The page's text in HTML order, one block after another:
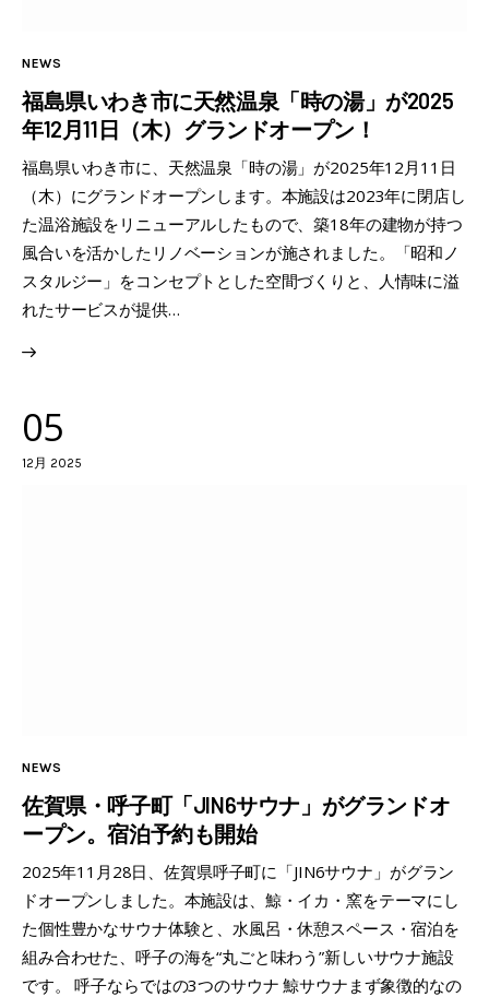
NEWS
福島県いわき市に天然温泉「時の湯」が2025
年12月11日（木）グランドオープン！
福島県いわき市に、天然温泉「時の湯」が2025年12月11日
（木）にグランドオープンします。本施設は2023年に閉店し
た温浴施設をリニューアルしたもので、築18年の建物が持つ
風合いを活かしたリノベーションが施されました。「昭和ノ
スタルジー」をコンセプトとした空間づくりと、人情味に溢
れたサービスが提供…
05
12月 2025
NEWS
佐賀県・呼子町「JIN6サウナ」がグランドオ
ープン。宿泊予約も開始
2025年11月28日、佐賀県呼子町に「JIN6サウナ」がグラン
ドオープンしました。本施設は、鯨・イカ・窯をテーマにし
た個性豊かなサウナ体験と、水風呂・休憩スペース・宿泊を
組み合わせた、呼子の海を“丸ごと味わう”新しいサウナ施設
です。 呼子ならではの3つのサウナ 鯨サウナまず象徴的なの